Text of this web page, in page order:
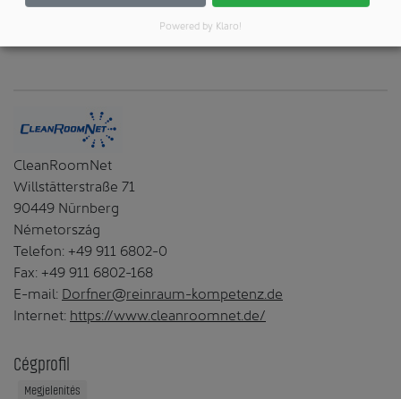
szórakoztató pillanatokkal, a legjobb időben és kellemes
CleanRoomNet
Willstätterstraße 71
90449 Nürnberg
Németország
Telefon: +49 911 6802-0
Fax: +49 911 6802-168
E-mail: Dorfner@reinraum-kompetenz.de
Internet: https://www.cleanroomnet.de/
Cégprofil
Megjelenítés
Powered by Klaro!